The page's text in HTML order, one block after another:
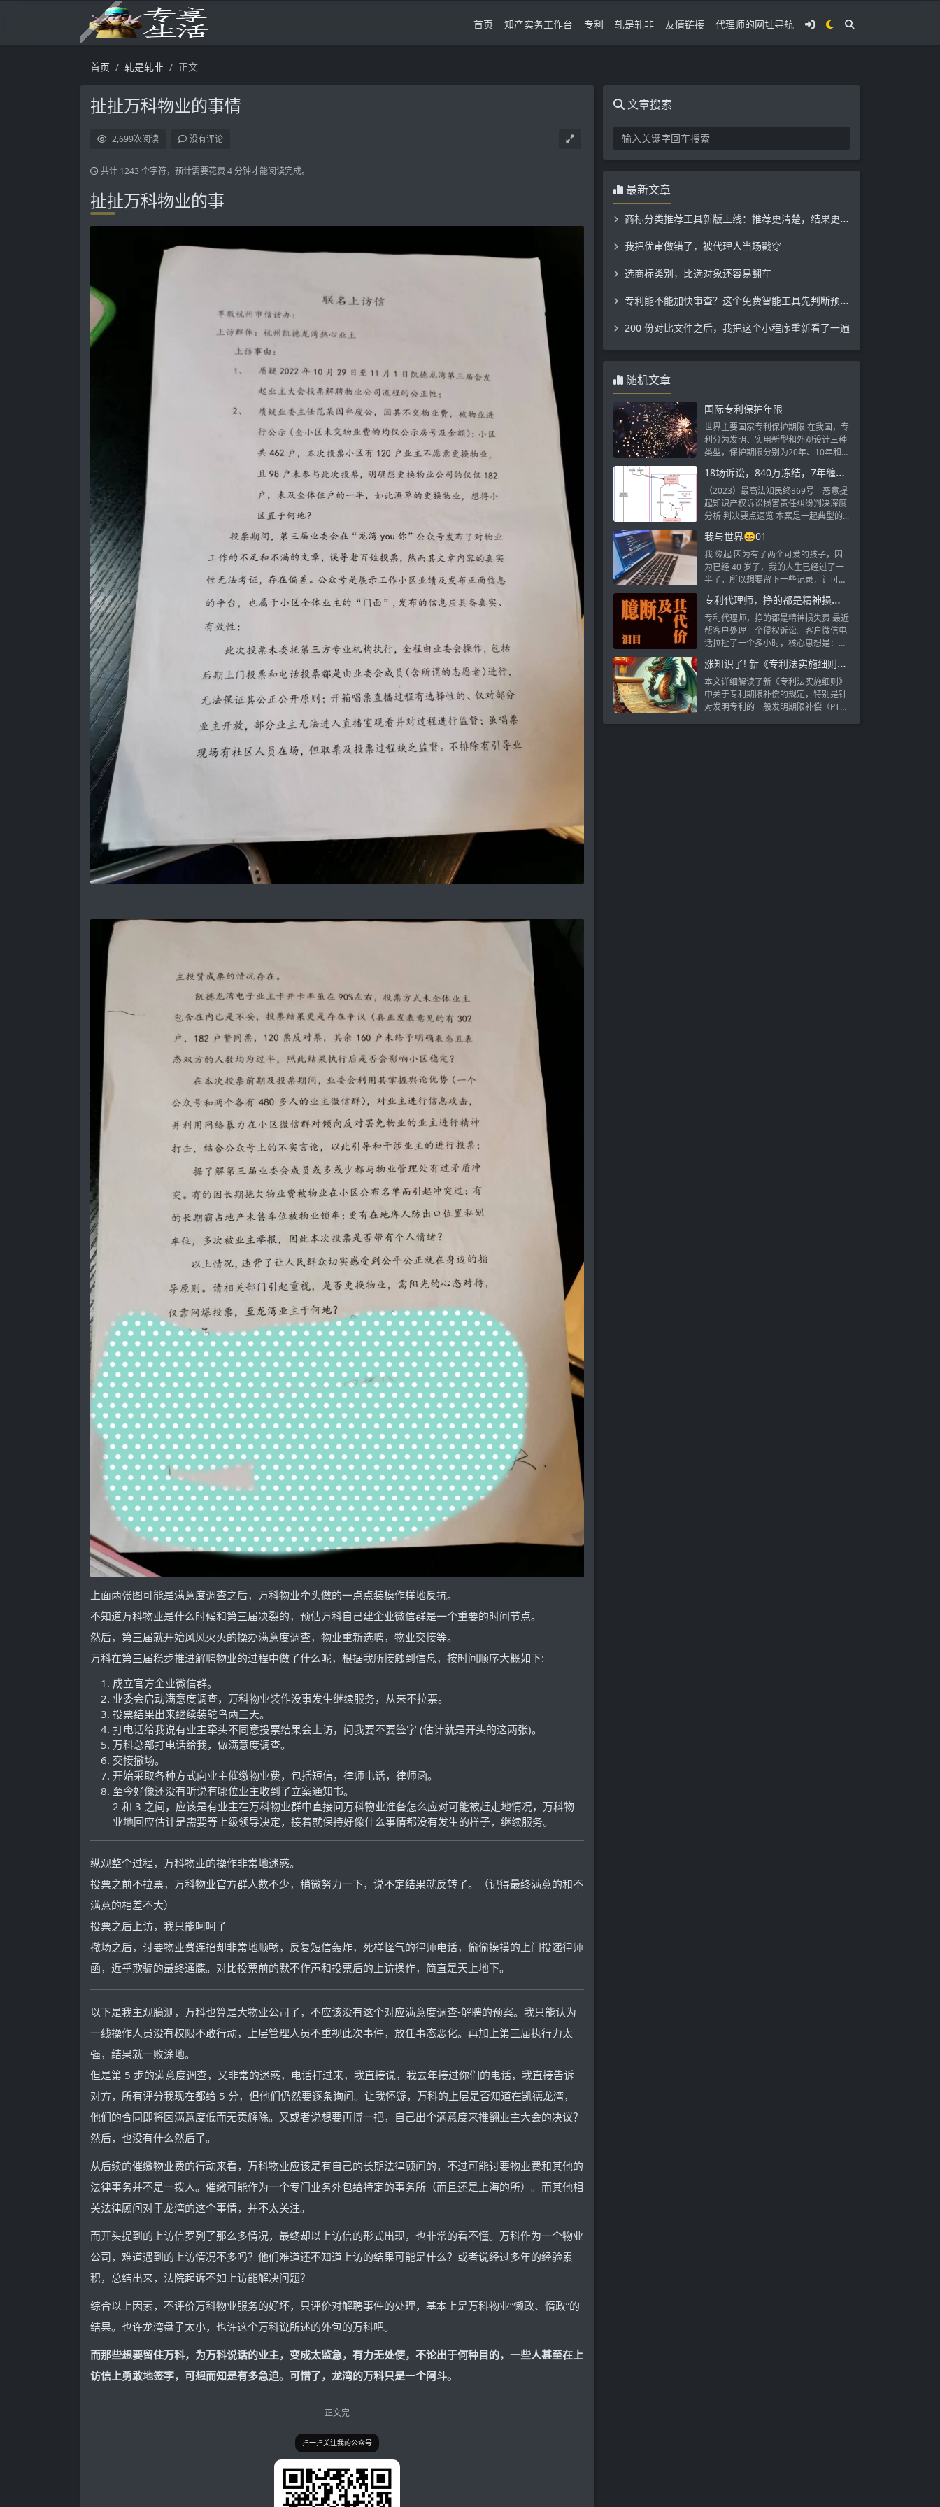
首页 知产实务工作台 专利 轧是轧非 友情链接 代理师的网址导航
首页 轧是轧非 正文
扯扯万科物业的事情
2,699次阅读 没有评论
共计 1243 个字符，预计需要花费 4 分钟才能阅读完成。
扯扯万科物业的事
上面两张图可能是满意度调查之后，万科物业牵头做的一点点装模作样地反抗。
不知道万科物业是什么时候和第三届决裂的，预估万科自己建企业微信群是一个重要的时间节点。
然后，第三届就开始风风火火的操办满意度调查，物业重新选聘，物业交接等。
万科在第三届稳步推进解聘物业的过程中做了什么呢，根据我所接触到信息，按时间顺序大概如下:
成立官方企业微信群。
业委会启动满意度调查，万科物业装作没事发生继续服务，从来不拉票。
投票结果出来继续装鸵鸟两三天。
打电话给我说有业主牵头不同意投票结果会上访，问我要不要签字 (估计就是开头的这两张)。
万科总部打电话给我，做满意度调查。
交接撤场。
开始采取各种方式向业主催缴物业费，包括短信，律师电话，律师函。
至今好像还没有听说有哪位业主收到了立案通知书。
2 和 3 之间，应该是有业主在万科物业群中直接问万科物业准备怎么应对可能被赶走地情况，万科物
业地回应估计是需要等上级领导决定，接着就保持好像什么事情都没有发生的样子，继续服务。
纵观整个过程，万科物业的操作非常地迷惑。
投票之前不拉票，万科物业官方群人数不少，稍微努力一下，说不定结果就反转了。（记得最终满意的和不
满意的相差不大）
投票之后上访，我只能呵呵了
撤场之后，讨要物业费连招却非常地顺畅，反复短信轰炸，死样怪气的律师电话，偷偷摸摸的上门投递律师
函，近乎欺骗的最终通牒。对比投票前的默不作声和投票后的上访操作，简直是天上地下。
以下是我主观臆测，万科也算是大物业公司了，不应该没有这个对应满意度调查-解聘的预案。我只能认为
一线操作人员没有权限不敢行动，上层管理人员不重视此次事件，放任事态恶化。再加上第三届执行力太
强，结果就一败涂地。
但是第 5 步的满意度调查，又非常的迷惑，电话打过来，我直接说，我去年接过你们的电话，我直接告诉
对方，所有评分我现在都给 5 分，但他们仍然要逐条询问。让我怀疑，万科的上层是否知道在凯德龙湾，
他们的合同即将因满意度低而无责解除。又或者说想要再博一把，自己出个满意度来推翻业主大会的决议？
然后，也没有什么然后了。
从后续的催缴物业费的行动来看，万科物业应该是有自己的长期法律顾问的，不过可能讨要物业费和其他的
法律事务并不是一拨人。催缴可能作为一个专门业务外包给特定的事务所（而且还是上海的所）。而其他相
关法律顾问对于龙湾的这个事情，并不太关注。
而开头提到的上访信罗列了那么多情况，最终却以上访信的形式出现，也非常的看不懂。万科作为一个物业
公司，难道遇到的上访情况不多吗？他们难道还不知道上访的结果可能是什么？或者说经过多年的经验累
积，总结出来，法院起诉不如上访能解决问题？
综合以上因素，不评价万科物业服务的好坏，只评价对解聘事件的处理，基本上是万科物业“懒政、惰政”的
结果。也许龙湾盘子太小，也许这个万科说所述的外包的万科吧。
而那些想要留住万科，为万科说话的业主，变成太监急，有力无处使，不论出于何种目的，一些人甚至在上
访信上勇敢地签字，可想而知是有多急迫。可惜了，龙湾的万科只是一个阿斗。
正文完
扫一扫关注我的公众号
文章搜索
最新文章
商标分类推荐工具新版上线：推荐更清楚，结果更好整理
我把优审做错了，被代理人当场戳穿
选商标类别，比选对象还容易翻车
专利能不能加快审查？这个免费智能工具先判断预审和优审
200 份对比文件之后，我把这个小程序重新看了一遍
随机文章
国际专利保护年限
世界主要国家专利保护期限 在我国，专
利分为发明、实用新型和外观设计三种
类型，保护期限分别为20年、10年和1
18场诉讼，840万冻结，7年缠斗：最高院终审改判，全额支持百万索赔并“穿透”追责实际控制人
（2023）最高法知民终869号 恶意提
起知识产权诉讼损害责任纠纷判决深度
分析 判决要点速览 本案是一起典型的...
我与世界😄01
我 缘起 因为有了两个可爱的孩子，因
为已经 40 岁了，我的人生已经过了一
半了，所以想要留下一些记录，让可爱
专利代理师，挣的都是精神损失费
专利代理师，挣的都是精神损失费 最近
帮客户处理一个侵权诉讼。客户微信电
话拉扯了一个多小时，核心思想是：这
涨知识了! 新《专利法实施细则》关于期限补偿竟然是这样的
本文详细解读了新《专利法实施细则》
中关于专利期限补偿的规定，特别是针
对发明专利的一般发明期限补偿（PT